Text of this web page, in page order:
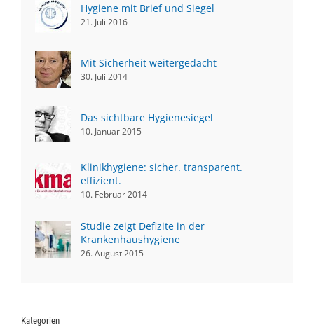
Hygiene mit Brief und Siegel
21. Juli 2016
Mit Sicherheit weitergedacht
30. Juli 2014
Das sichtbare Hygienesiegel
10. Januar 2015
Klinikhygiene: sicher. transparent.
effizient.
10. Februar 2014
Studie zeigt Defizite in der
Krankenhaushygiene
26. August 2015
Kategorien